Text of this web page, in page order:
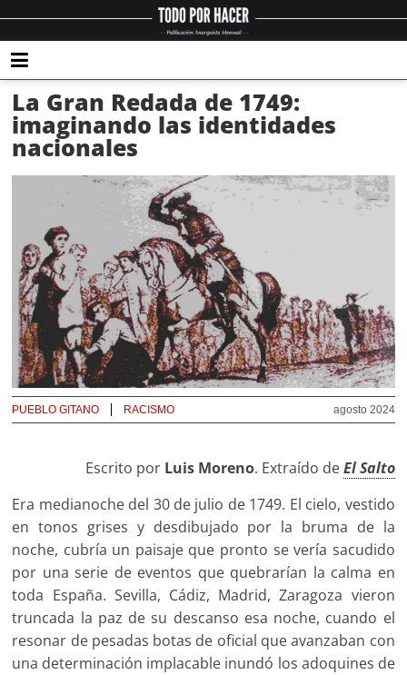
La Gran Redada de 1749:
imaginando las identidades
nacionales
agosto 2024
PUEBLO GITANO RACISMO
Escrito por Luis Moreno. Extraído deEl Salto
Era medianoche del 30 de julio de 1749. El cielo, vestido
en tonos grises y desdibujado por la bruma de la
noche, cubría un paisaje que pronto se vería sacudido
por una serie de eventos que quebrarían la calma en
toda España. Sevilla, Cádiz, Madrid, Zaragoza vieron
truncada la paz de su descanso esa noche, cuando el
resonar de pesadas botas de oficial que avanzaban con
una determinación implacable inundó los adoquines de